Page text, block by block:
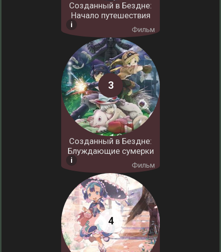
Созданный в Бездне:
Начало путешествия
Фильм
Созданный в Бездне:
Блуждающие сумерки
Фильм